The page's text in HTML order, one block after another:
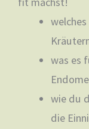
was es
wie du
die